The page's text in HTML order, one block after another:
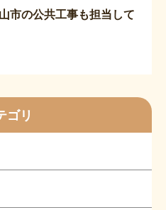
市の公共工事も担当して
ゴリ